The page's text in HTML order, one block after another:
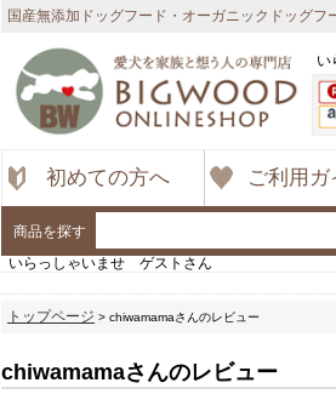
国産無添加ドッグフード・オーガニックドッグ
い
初めての方へ ご利用ガ
商品を探す
いらっしゃいませ ゲストさん
トップページ > chiwamamaさんのレビュー
chiwamamaさんのレビュー